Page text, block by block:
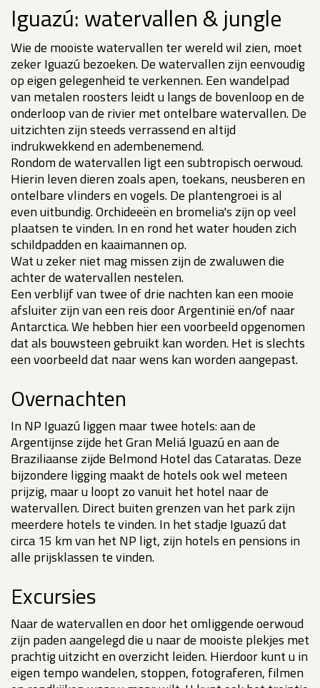
Iguazú: watervallen & jungle
Wie de mooiste watervallen ter wereld wil zien, moet
zeker Iguazú bezoeken. De watervallen zijn eenvoudig
op eigen gelegenheid te verkennen. Een wandelpad
van metalen roosters leidt u langs de bovenloop en de
onderloop van de rivier met ontelbare watervallen. De
uitzichten zijn steeds verrassend en altijd
indrukwekkend en adembenemend.
Rondom de watervallen ligt een subtropisch oerwoud.
Hierin leven dieren zoals apen, toekans, neusberen en
ontelbare vlinders en vogels. De plantengroei is al
even uitbundig. Orchideeën en bromelia's zijn op veel
plaatsen te vinden. In en rond het water houden zich
schildpadden en kaaimannen op.
Wat u zeker niet mag missen zijn de zwaluwen die
achter de watervallen nestelen.
Een verblijf van twee of drie nachten kan een mooie
afsluiter zijn van een reis door Argentinië en/of naar
Antarctica. We hebben hier een voorbeeld opgenomen
dat als bouwsteen gebruikt kan worden. Het is slechts
een voorbeeld dat naar wens kan worden aangepast.
Overnachten
In NP Iguazú liggen maar twee hotels: aan de
Argentijnse zijde het Gran Meliá Iguazú en aan de
Braziliaanse zijde Belmond Hotel das Cataratas. Deze
bijzondere ligging maakt de hotels ook wel meteen
prijzig, maar u loopt zo vanuit het hotel naar de
watervallen. Direct buiten grenzen van het park zijn
meerdere hotels te vinden. In het stadje Iguazú dat
circa 15 km van het NP ligt, zijn hotels en pensions in
alle prijsklassen te vinden.
Excursies
Naar de watervallen en door het omliggende oerwoud
zijn paden aangelegd die u naar de mooiste plekjes met
prachtig uitzicht en overzicht leiden. Hierdoor kunt u in
eigen tempo wandelen, stoppen, fotograferen, filmen